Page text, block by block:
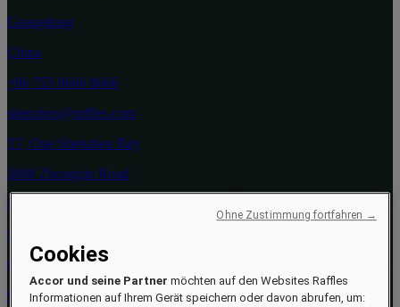
Guangdong
China
+86 755 8666 8666
shenzhen@raffles.com
T7, One Shenzhen Bay
3008 Zhongxin Road
Nanshan District
Shenzhen 518054
Guangdong
China
Cookies
Accor und seine Partner möchten auf den Websites Raffles
Informationen auf Ihrem Gerät speichern oder davon abrufen, um:
Ohne Zustimmung fortfahren →